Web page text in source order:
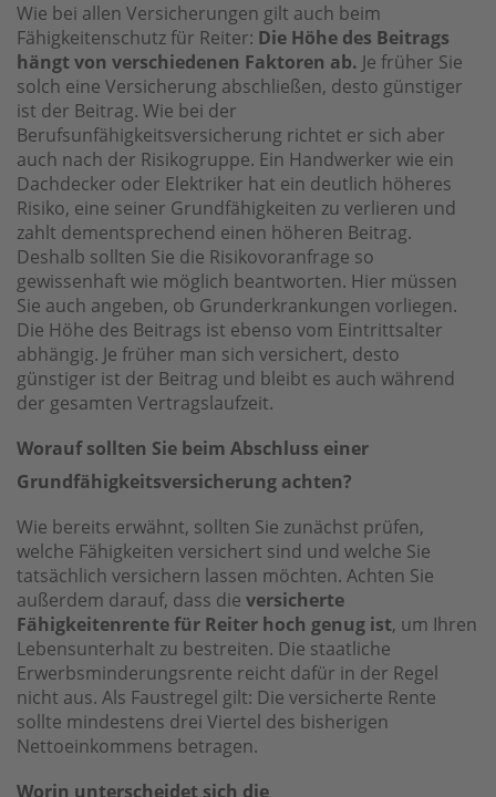
Wie bei allen Versicherungen gilt auch beim
Fähigkeitenschutz für Reiter: Die Höhe des Beitrags
hängt von verschiedenen Faktoren ab. Je früher Sie
solch eine Versicherung abschließen, desto günstiger
ist der Beitrag. Wie bei der
Berufsunfähigkeitsversicherung richtet er sich aber
auch nach der Risikogruppe. Ein Handwerker wie ein
Dachdecker oder Elektriker hat ein deutlich höheres
Risiko, eine seiner Grundfähigkeiten zu verlieren und
zahlt dementsprechend einen höheren Beitrag.
Deshalb sollten Sie die Risikovoranfrage so
gewissenhaft wie möglich beantworten. Hier müssen
Sie auch angeben, ob Grunderkrankungen vorliegen.
Die Höhe des Beitrags ist ebenso vom Eintrittsalter
abhängig. Je früher man sich versichert, desto
günstiger ist der Beitrag und bleibt es auch während
der gesamten Vertragslaufzeit.
Worauf sollten Sie beim Abschluss einer
Grundfähigkeitsversicherung achten?
Wie bereits erwähnt, sollten Sie zunächst prüfen,
welche Fähigkeiten versichert sind und welche Sie
tatsächlich versichern lassen möchten. Achten Sie
außerdem darauf, dass die versicherte
Fähigkeitenrente für Reiter hoch genug ist, um Ihren
Lebensunterhalt zu bestreiten. Die staatliche
Erwerbsminderungsrente reicht dafür in der Regel
nicht aus. Als Faustregel gilt: Die versicherte Rente
sollte mindestens drei Viertel des bisherigen
Nettoeinkommens betragen.
Worin unterscheidet sich die